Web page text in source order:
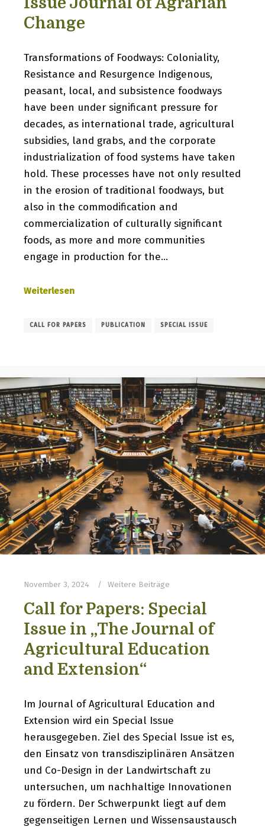
Change
Transformations of Foodways: Coloniality,
Resistance and Resurgence Indigenous,
peasant, local, and subsistence foodways
have been under significant pressure for
decades, as international trade, agricultural
subsidies, land grabs, and the corporate
industrialization of food systems have taken
hold. These processes have not only resulted
in the erosion of traditional foodways, but
also in the commodification and
commercialization of culturally significant
foods, as more and more communities
engage in production for the…
Weiterlesen
CALL FOR PAPERS PUBLICATION SPECIAL ISSUE
November 3, 2024 Weitere Beiträge
Call for Papers: Special
Issue in „The Journal of
Agricultural Education
and Extension“
Im Journal of Agricultural Education and
Extension wird ein Special Issue
herausgegeben. Ziel des Special Issue ist es,
den Einsatz von transdisziplinären Ansätzen
und Co-Design in der Landwirtschaft zu
untersuchen, um nachhaltige Innovationen
zu fördern. Der Schwerpunkt liegt auf dem
gegenseitigen Lernen und Wissensaustausch